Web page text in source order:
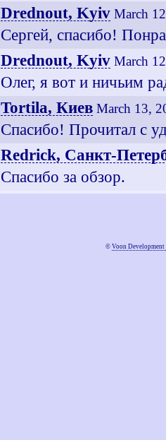
Drednout, Kyiv March
Сергей, спасибо!
Drednout, Kyiv March
Олег, я вот и ничьим
Tortila, Киев March 13,
Спасибо! Прочитал с
Redrick, Санкт-
Спасибо за обзор.
© Voon Development